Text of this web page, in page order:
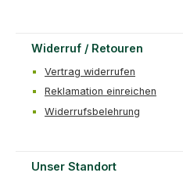
Widerruf / Retouren
Vertrag widerrufen
Reklamation einreichen
Widerrufsbelehrung
Unser Standort